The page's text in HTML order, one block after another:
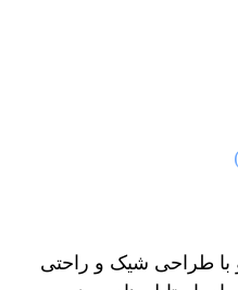
با طراحی شیک و راحتی